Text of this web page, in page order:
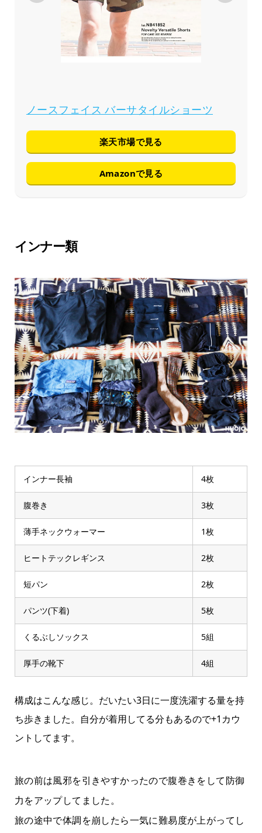
ノースフェイス バーサタイルショーツ
楽天市場で見る
Amazonで見る
インナー類
インナー長袖 4枚
腹巻き 3枚
薄手ネックウォーマー 1枚
ヒートテックレギンス 2枚
短パン 2枚
パンツ(下着) 5枚
くるぶしソックス 5組
厚手の靴下 4組
構成はこんな感じ。だいたい3日に一度洗濯する量を持
ち歩きました。自分が着用してる分もあるので+1カウ
ントしてます。
旅の前は風邪を引きやすかったので腹巻きをして防御
力をアップしてました。
旅の途中で体調を崩したら一気に難易度が上がってし